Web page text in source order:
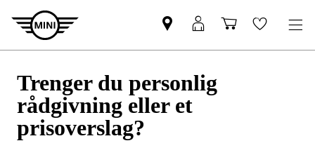
Trenger du personlig
rådgivning eller et
prisoverslag?